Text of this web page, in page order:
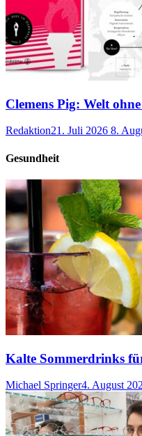
Clemens Pig: Welt
Redaktion21. Juli 2026 8.
Gesundheit
Kalte Sommerdrinks
Michael Springer4. August